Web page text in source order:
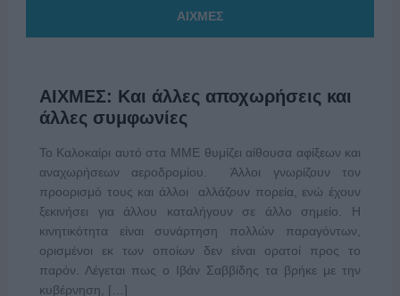
ΑΙΧΜΕΣ
ΑΙΧΜΕΣ: Και άλλες αποχωρήσεις και
άλλες συμφωνίες
Το Καλοκαίρι αυτό στα ΜΜΕ θυμίζει αίθουσα αφίξεων και
αναχωρήσεων αεροδρομίου. Άλλοι γνωρίζουν τον
προορισμό τους και άλλοι αλλάζουν πορεία, ενώ έχουν
ξεκινήσει για άλλου καταλήγουν σε άλλο σημείο. Η
κινητικότητα είναι συνάρτηση πολλών παραγόντων,
ορισμένοι εκ των οποίων δεν είναι ορατοί προς το
παρόν. Λέγεται πως ο Ιβάν Σαββίδης τα βρήκε με την
κυβέρνηση, […]